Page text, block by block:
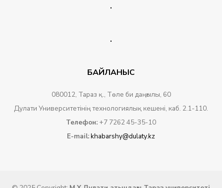
.
.
БАЙЛАНЫС
080012, Тараз қ., Төле би даңғылы, 60
Дулати Университетінің технологиялық кешені, каб. 2.1-110.
Телефон: +7 7262 45-35-10
E-mail:khabarshy@dulaty.kz